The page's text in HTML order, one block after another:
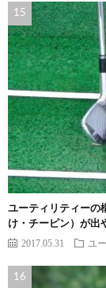
ユーティリティーの
け・チーピン）が出
2017.05.31 ユ